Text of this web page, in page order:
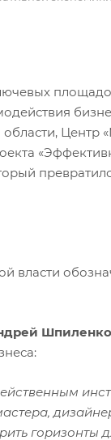
Центр
власти
Шпиленко
горизонты